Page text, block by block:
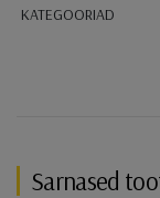
KATEGOORIAD
Sarnased